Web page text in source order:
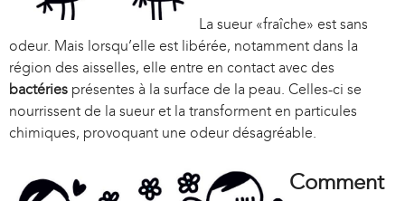
e
a
)
La sueur «fraîche» est sans
odeur. Mais lorsqu’elle est libérée, notamment dans la
région des aisselles, elle entre en contact avec des
bactéries présentes à la surface de la peau. Celles-ci se
nourrissent de la sueur et la transforment en particules
chimiques, provoquant une odeur désagréable.
Comment